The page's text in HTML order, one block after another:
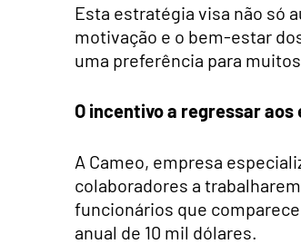
Esta estratégia visa não só
motivação e o bem-estar
uma preferência para
O incentivo a regressar
A Cameo, empresa
colaboradores a
funcionários que
anual de 10 mil dólares.